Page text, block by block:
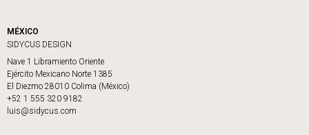
MÉXICO
SIDYCUS DESIGN
Nave 1 Libramiento Oriente
Ejército Mexicano Norte 1385
El Diezmo 28010 Colima (México)
+52 1 555 320 9182
luis@sidycus.com